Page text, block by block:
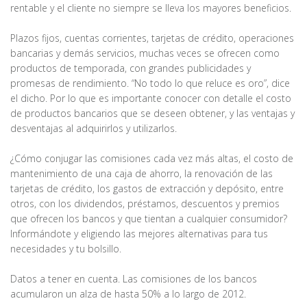
rentable y el cliente no siempre se lleva los mayores beneficios.
Plazos fijos, cuentas corrientes, tarjetas de crédito, operaciones
bancarias y demás servicios, muchas veces se ofrecen como
productos de temporada, con grandes publicidades y
promesas de rendimiento. “No todo lo que reluce es oro”, dice
el dicho. Por lo que es importante conocer con detalle el costo
de productos bancarios que se deseen obtener, y las ventajas y
desventajas al adquirirlos y utilizarlos.
¿Cómo conjugar las comisiones cada vez más altas, el costo de
mantenimiento de una caja de ahorro, la renovación de las
tarjetas de crédito, los gastos de extracción y depósito, entre
otros, con los dividendos, préstamos, descuentos y premios
que ofrecen los bancos y que tientan a cualquier consumidor?
Informándote y eligiendo las mejores alternativas para tus
necesidades y tu bolsillo.
Datos a tener en cuenta. Las comisiones de los bancos
acumularon un alza de hasta 50% a lo largo de 2012.